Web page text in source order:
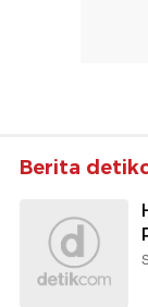
Berita